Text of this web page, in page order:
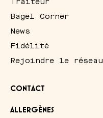
Bagel Corner
News
Fidélité
Rejoindre le réseau
CONTACT
ALLERGÈNES